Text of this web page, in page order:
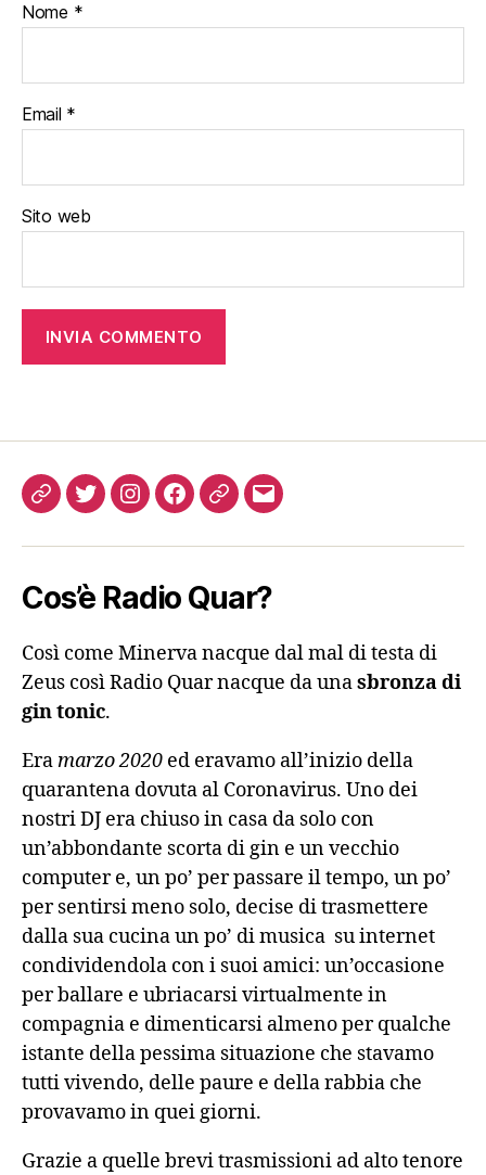
Nome *
Email *
Sito web
ComeTwitterInstagram
FB Podcast
Email
Cos’è Radio Quar?
Così come Minerva nacque dal mal di testa di
Zeus così Radio Quar nacque da unasbronza di
gin tonic.
Eramarzo 2020 ed eravamo all’inizio della
quarantena dovuta al Coronavirus. Uno dei
nostri DJ era chiuso in casa da solo con
un’abbondante scorta di gin e un vecchio
computer e, un po’ per passare il tempo, un po’
per sentirsi meno solo, decise di trasmettere
dalla sua cucina un po’ di musica su internet
condividendola con i suoi amici: un’occasione
per ballare e ubriacarsi virtualmente in
compagnia e dimenticarsi almeno per qualche
istante della pessima situazione che stavamo
tutti vivendo, delle paure e della rabbia che
provavamo in quei giorni.
Grazie a quelle brevi trasmissioni ad alto tenore